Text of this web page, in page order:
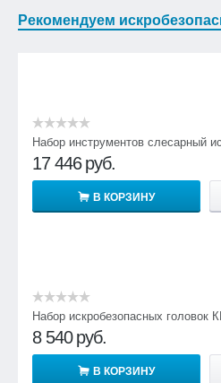
Рекомендуем
Набор инструментов слесарный
17 446 руб.
В КОРЗИНУ
Набор искробезопасных головок
8 540 руб.
В КОРЗИНУ